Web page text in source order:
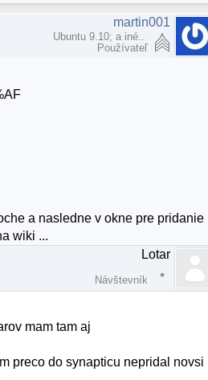
martin001
Ubuntu 9.10; a iné..
Používateľ
a nasledne v okne pre pridanie
wiki ...
Lotar
Návštevník
mam tam aj
preco do synapticu nepridal novsi